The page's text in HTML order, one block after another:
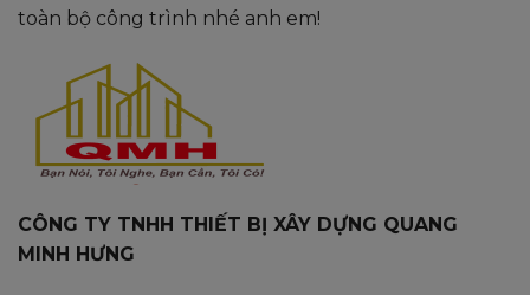
toàn bộ công trình nhé anh em!
CÔNG TY TNHH THIẾT BỊ XÂY DỰNG QUANG
MINH HƯNG